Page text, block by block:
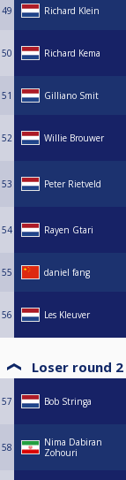
49 Richard Klein
50 Richard Kema
51 Gilliano Smit
52 Willie Brouwer
53 Peter Rietveld
54 Rayen Gtari
55 daniel fang
56 Les Kleuver
Loser round 2
57 Bob Stringa
58
Nima Dabiran
Zohouri